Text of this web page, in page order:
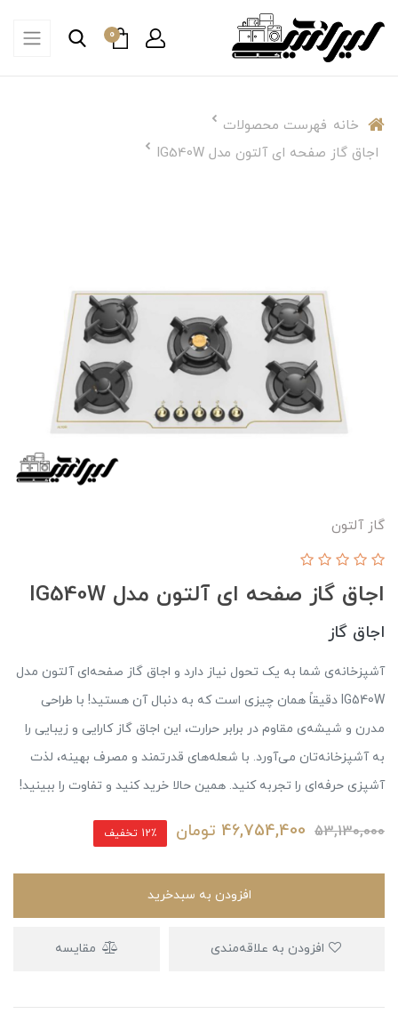
0
خانه فهرست محصولات
اجاق گاز صفحه ای آلتون مدل IG540W
گاز آلتون
اجاق گاز صفحه ای آلتون مدل IG540W
اجاق گاز
آشپزخانه‌ی شما به یک تحول نیاز دارد و اجاق گاز صفحه‌ای آلتون مدل
IG540W دقیقاً همان چیزی است که به دنبال آن هستید! با طراحی
مدرن و شیشه‌ی مقاوم در برابر حرارت، این اجاق گاز کارایی و زیبایی را
به آشپزخانه‌تان می‌آورد. با شعله‌های قدرتمند و مصرف بهینه، لذت
آشپزی حرفه‌ای را تجربه کنید. همین حالا خرید کنید و تفاوت را ببینید!
53,130,000
46,754,400 تومان 12٪ تخفیف
افزودن به سبدخرید
مقایسه